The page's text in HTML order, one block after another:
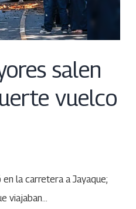
salen
vuelco
la carretera a Jayaque;
viajaban…